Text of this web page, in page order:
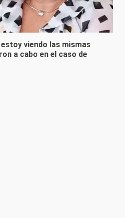
estoy viendo las mismas
a cabo en el caso de